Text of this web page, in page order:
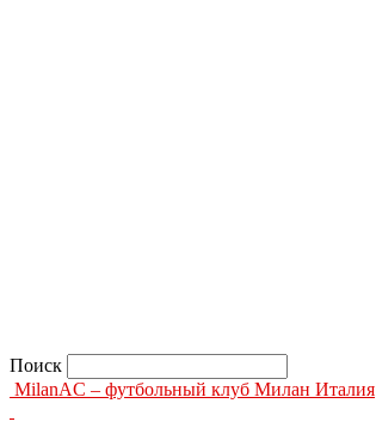
Поиск
MilanAC – футбольный клуб Милан Италия